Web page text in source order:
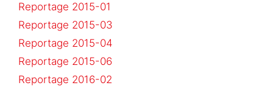
Reportage 2015-01
Reportage 2015-03
Reportage 2015-04
Reportage 2015-06
Reportage 2016-02